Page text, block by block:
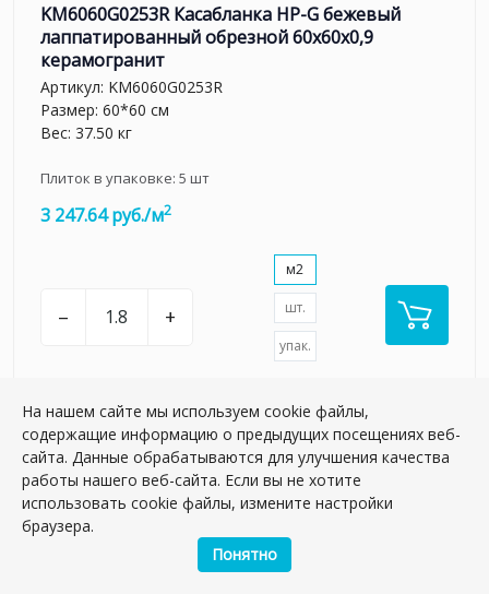
KM6060G0253R Касабланка HP-G бежевый
лаппатированный обрезной 60x60x0,9
керамогранит
Артикул: KM6060G0253R
Размер: 60*60 см
Вес: 37.50 кг
Плиток в упаковке: 5 шт
3 247.64 руб./м2
– +
м2
шт.
упак.
НОВИНКА
На нашем сайте мы используем cookie файлы,
содержащие информацию о предыдущих посещениях веб-
сайта. Данные обрабатываются для улучшения качества
работы нашего веб-сайта. Если вы не хотите
использовать cookie файлы, измените настройки
браузера.
Понятно